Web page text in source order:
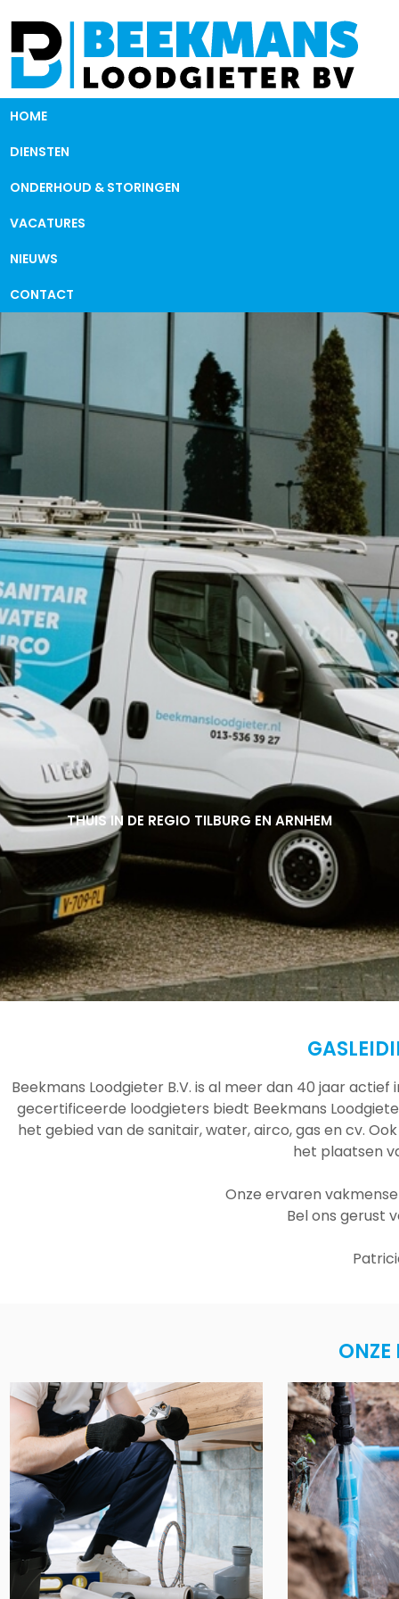
HOME
DIENSTEN
ONDERHOUD & STORINGEN
VACATURES
NIEUWS
CONTACT
THUIS IN DE REGIO TILBURG EN ARNHEM
THUIS IN DE REGIO TILBURG EN ARNHEM
THUIS IN DE REGIO TILBURG EN ARNHEM
Beekmans Loodgieter B.V. is al meer dan 40 jaar
gecertificeerde loodgieters biedt Beekmans
het gebied van de sanitair, water, airco, gas en cv.
het plaatsen
Onze ervaren
Bel ons gerust
ONZE